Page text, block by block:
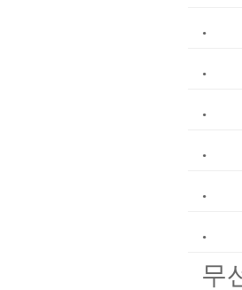
.
.
.
.
.
.
무